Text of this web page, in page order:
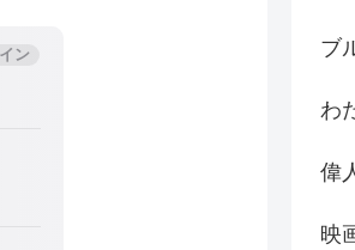
ブ
わ
偉
映